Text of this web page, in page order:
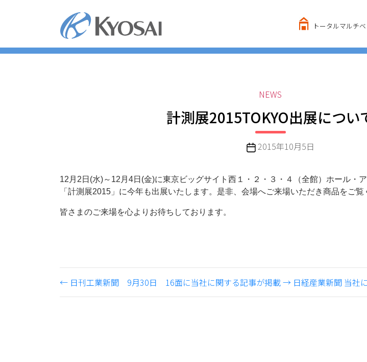
ツ
トータルマルチ
カ
ゴ
リ
ー
NEWS
計測展2015TOKYO出展につい
投 2015年10月5日
12月2日(水)～12月4日(金)に東京ビッグサイト西１・２・３・４（全館）ホール・
「計測展2015」に今年も出展いたします。是非、会場へご来場いただき商品をご覧
皆さまのご来場を心よりお待ちしております。
← 日刊工業新聞 9月30日 16面に当社に関する記事が掲載→ 日経産業新聞 当社